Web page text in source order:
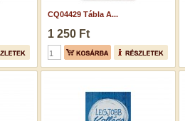
CQ04429 Tábla A...
1 250 Ft